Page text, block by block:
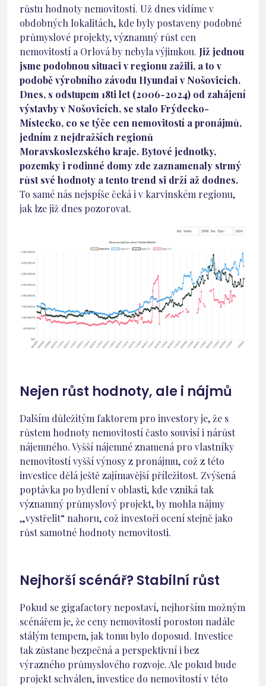
růstu hodnoty nemovitostí. Už dnes vidíme v
obdobných lokalitách, kde byly postaveny podobné
průmyslové projekty, významný růst cen
nemovitostí a Orlová by nebyla výjimkou. Již jednou
jsme podobnou situaci v regionu zažili, a to v
podobě výrobního závodu Hyundai v Nošovicích.
Dnes, s odstupem 18ti let (2006-2024) od zahájení
výstavby v Nošovicích, se stalo Frýdecko-
Místecko, co se týče cen nemovitostí a pronájmů,
jedním z nejdražších regionů
Moravskoslezského kraje. Bytové jednotky,
pozemky i rodinné domy zde zaznamenaly strmý
růst své hodnoty a tento trend si drží až dodnes.
To samé nás nejspíše čeká i v karvinském regionu,
jak lze již dnes pozorovat.
Nejen růst hodnoty, ale i nájmů
Dalším důležitým faktorem pro investory je, že s
růstem hodnoty nemovitostí často souvisí i nárůst
nájemného. Vyšší nájemné znamená pro vlastníky
nemovitostí vyšší výnosy z pronájmu, což z této
investice dělá ještě zajímavější příležitost. Zvýšená
poptávka po bydlení v oblasti, kde vzniká tak
významný průmyslový projekt, by mohla nájmy
„vystřelit“ nahoru, což investoři ocení stejně jako
růst samotné hodnoty nemovitosti.
Nejhorší scénář? Stabilní růst
Pokud se gigafactory nepostaví, nejhorším možným
scénářem je, že ceny nemovitostí porostou nadále
stálým tempem, jak tomu bylo doposud. Investice
tak zůstane bezpečná a perspektivní i bez
výrazného průmyslového rozvoje. Ale pokud bude
projekt schválen, investice do nemovitostí v této